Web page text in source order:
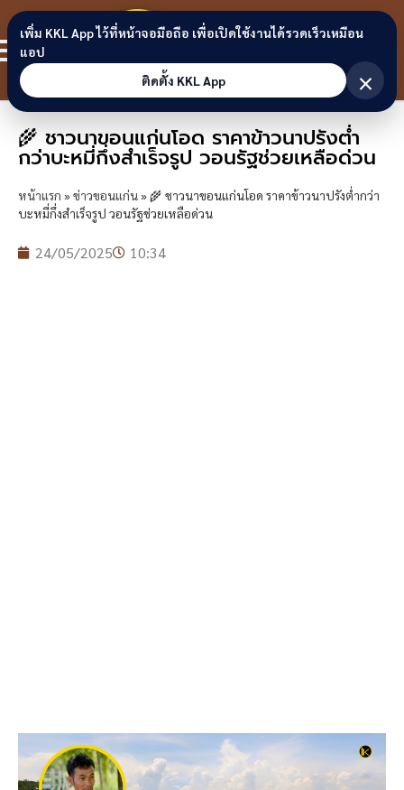
Skip to content
ขอนแก่น
ลิงก์
🌾 ชาวนาขอนแก่นโอด ราคาข้าวนาปรังต่ำ
กว่าบะหมี่กึ่งสำเร็จรูป วอนรัฐช่วยเหลือด่วน
หน้าแรก »ข่าวขอนแก่น»🌾 ชาวนาขอนแก่นโอด ราคาข้าวนาปรังต่ำกว่า
บะหมี่กึ่งสำเร็จรูป วอนรัฐช่วยเหลือด่วน
24/05/2025 10:34
เพิ่ม KKL App ไว้ที่หน้าจอมือถือ เพื่อเปิดใช้งานได้รวดเร็วเหมือน
แอป
ติดตั้ง KKL App
×